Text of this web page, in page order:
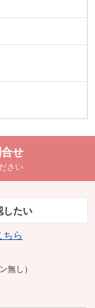
せ
さい
したい
ちら
無し）